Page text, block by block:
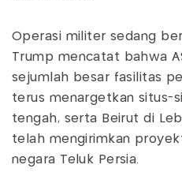
Operasi militer sedang
Trump mencatat bahwa
sejumlah besar fasilitas
terus menargetkan situs-
tengah, serta Beirut di
telah mengirimkan
negara Teluk Persia.